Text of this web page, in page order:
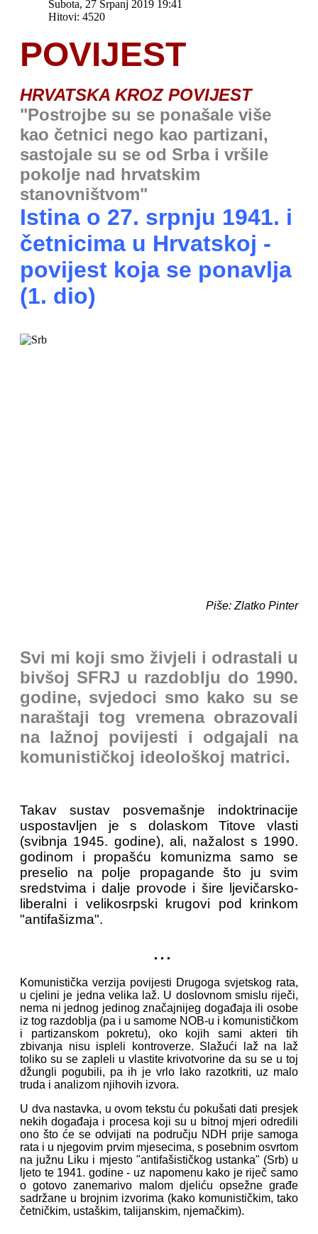
Subota, 27 Srpanj 2019 19:41
Hitovi: 4520
POVIJEST
HRVATSKA KROZ POVIJEST
"Postrojbe su se ponašale više
kao četnici nego kao partizani,
sastojale su se od Srba i vršile
pokolje nad hrvatskim
stanovništvom"
Istina o 27. srpnju 1941. i
četnicima u Hrvatskoj -
povijest koja se ponavlja
(1. dio)
Piše: Zlatko Pinter
Svi mi koji smo živjeli i odrastali u
bivšoj SFRJ u razdoblju do 1990.
godine, svjedoci smo kako su se
naraštaji tog vremena obrazovali
na lažnoj povijesti i odgajali na
komunističkoj ideološkoj matrici.
Takav sustav posvemašnje indoktrinacije
uspostavljen je s dolaskom Titove vlasti
(svibnja 1945. godine), ali, nažalost s 1990.
godinom i propašću komunizma samo se
preselio na polje propagande što ju svim
sredstvima i dalje provode i šire ljevičarsko-
liberalni i velikosrpski krugovi pod krinkom
"antifašizma".
...
Komunistička verzija povijesti Drugoga svjetskog rata,
u cjelini je jedna velika laž. U doslovnom smislu riječi,
nema ni jednog jedinog značajnijeg događaja ili osobe
iz tog razdoblja (pa i u samome NOB-u i komunističkom
i partizanskom pokretu), oko kojih sami akteri tih
zbivanja nisu ispleli kontroverze. Slažući laž na laž
toliko su se zapleli u vlastite krivotvorine da su se u toj
džungli pogubili, pa ih je vrlo lako razotkriti, uz malo
truda i analizom njihovih izvora.
U dva nastavka, u ovom tekstu ću pokušati dati presjek
nekih događaja i procesa koji su u bitnoj mjeri odredili
ono što će se odvijati na području NDH prije samoga
rata i u njegovim prvim mjesecima, s posebnim osvrtom
na južnu Liku i mjesto "antifašističkog ustanka" (Srb) u
ljeto te 1941. godine - uz napomenu kako je riječ samo
o gotovo zanemarivo malom djeliću opsežne građe
sadržane u brojnim izvorima (kako komunističkim, tako
četničkim, ustaškim, talijanskim, njemačkim).